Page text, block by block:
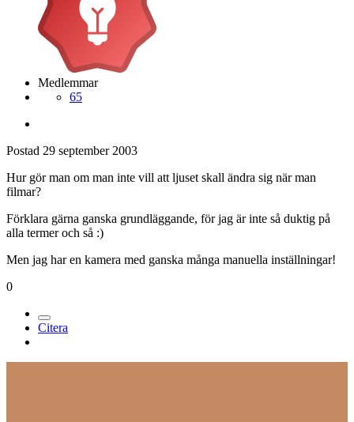
Medlemmar
65
Postad 29 september 2003
Hur gör man om man inte vill att ljuset skall ändra sig när man
filmar?
Förklara gärna ganska grundläggande, för jag är inte så duktig på
alla termer och så :)
Men jag har en kamera med ganska många manuella inställningar!
0
Citera